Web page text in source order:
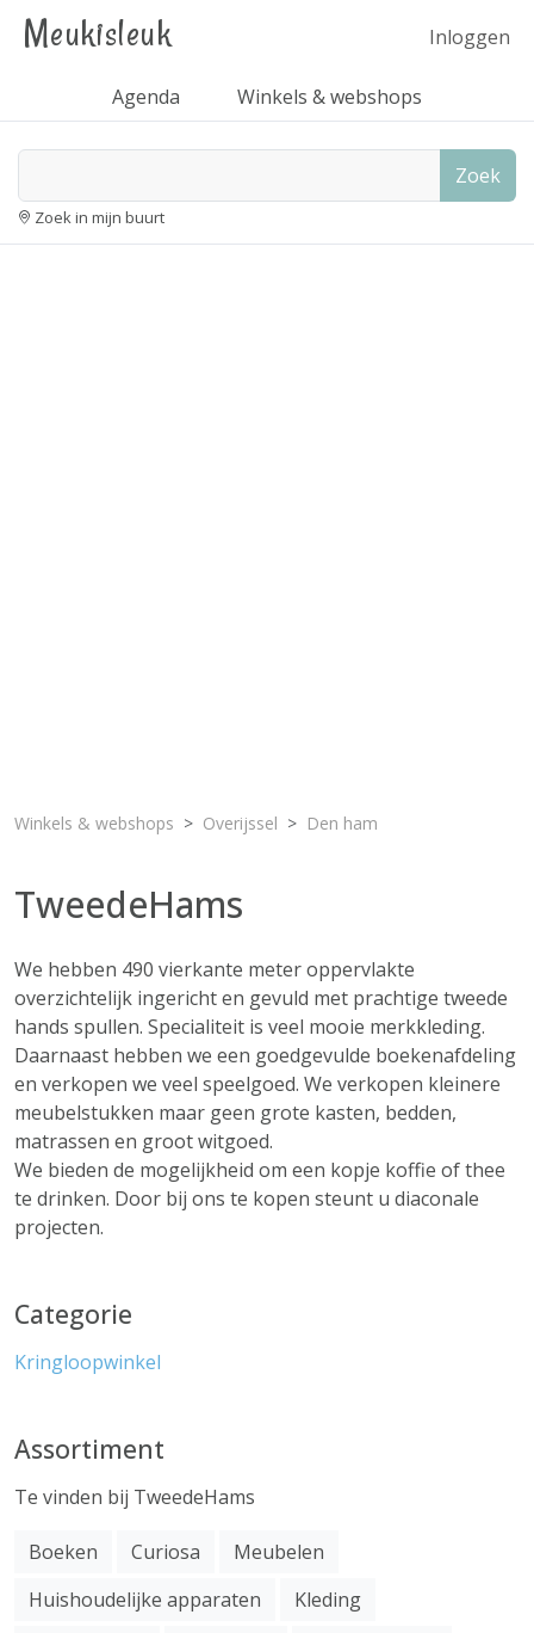
Meukisleuk Inloggen
Agenda Winkels & webshops
Zoek
Zoek in mijn buurt
Winkels & webshops Overijssel Den ham
TweedeHams
We hebben 490 vierkante meter oppervlakte
overzichtelijk ingericht en gevuld met prachtige tweede
hands spullen. Specialiteit is veel mooie merkkleding.
Daarnaast hebben we een goedgevulde boekenafdeling
en verkopen we veel speelgoed. We verkopen kleinere
meubelstukken maar geen grote kasten, bedden,
matrassen en groot witgoed.
We bieden de mogelijkheid om een kopje koffie of thee
te drinken. Door bij ons te kopen steunt u diaconale
projecten.
Categorie
Kringloopwinkel
Assortiment
Te vinden bij TweedeHams
Boeken Curiosa
Meubelen
Huishoudelijke apparaten
Kleding